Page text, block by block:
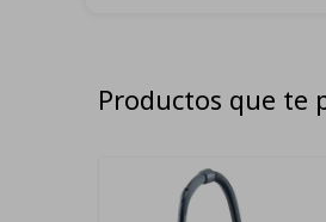
Productos que te